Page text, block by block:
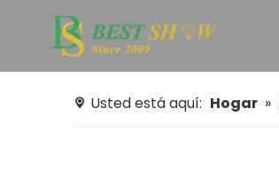
Usted está aquí: Hogar »